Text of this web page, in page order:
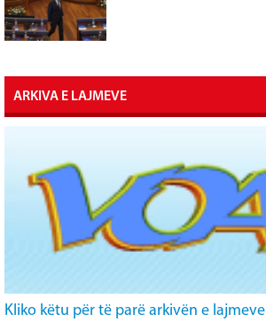
ARKIVA E LAJMEVE
Kliko këtu për të parë arkivën e lajmeve